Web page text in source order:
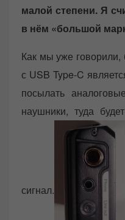
малой степени. Я
в нём «большой
Как мы уже говорили,
с USB Type-C
посылать
наушники, туда
сигнал.